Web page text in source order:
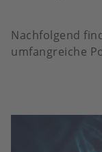
Nachfolgend
umfangreiche